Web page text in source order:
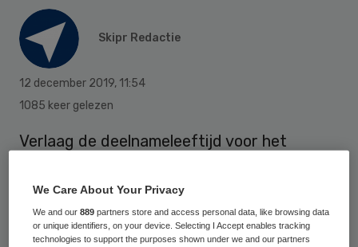
Skipr Redactie
12 december 2019, 11:54
1085 keer gelezen
Verlaag de deelnameleeftijd voor het
naar 50 jaar. Dat bepleit de Maag Lever
Darm Stichting. “Dat is in lijn met Europese
richtlijnen, levert gezondheidswinst op en is
We Care About Your Privacy
We and our889 partners store and access personal data, like browsing data
or unique identifiers, on your device. Selecting I Accept enables tracking
technologies to support the purposes shown under we and our partners